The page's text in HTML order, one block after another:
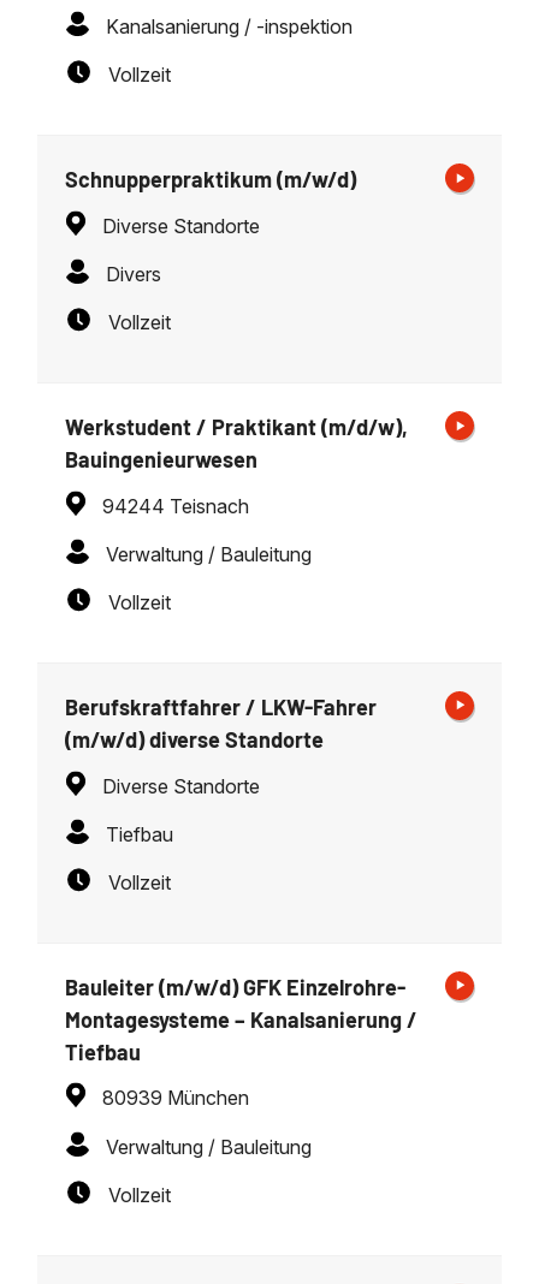
Kanalsanierung / -inspektion
Vollzeit
Schnupperpraktikum (m/w/d)
Diverse Standorte
Divers
Vollzeit
Werkstudent / Praktikant (m/d/w),
Bauingenieurwesen
94244 Teisnach
Verwaltung / Bauleitung
Vollzeit
Berufskraftfahrer / LKW-Fahrer
(m/w/d) diverse Standorte
Diverse Standorte
Tiefbau
Vollzeit
Bauleiter (m/w/d) GFK Einzelrohre-
Montagesysteme – Kanalsanierung /
Tiefbau
80939 München
Verwaltung / Bauleitung
Vollzeit